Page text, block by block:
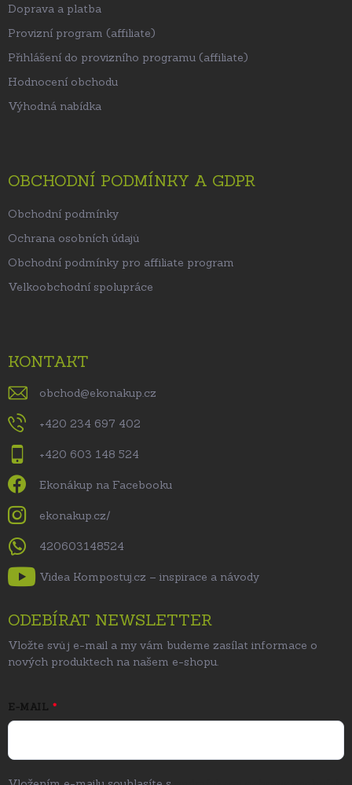
Doprava a platba
Provizní program (affiliate)
Přihlášení do provizního programu (affiliate)
Hodnocení obchodu
Výhodná nabídka
OBCHODNÍ PODMÍNKY A GDPR
Obchodní podmínky
Ochrana osobních údajů
Obchodní podmínky pro affiliate program
Velkoobchodní spolupráce
KONTAKT
obchod@ekonakup.cz
+420 234 697 402
+420 603 148 524
Ekonákup na Facebooku
ekonakup.cz/
420603148524
Videa Kompostuj.cz – inspirace a návody
ODEBÍRAT NEWSLETTER
Vložte svůj e-mail a my vám budeme zasílat informace o
nových produktech na našem e-shopu.
E-MAIL